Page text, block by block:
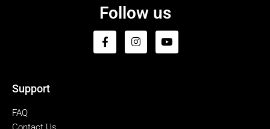
Follow us
Support
FAQ